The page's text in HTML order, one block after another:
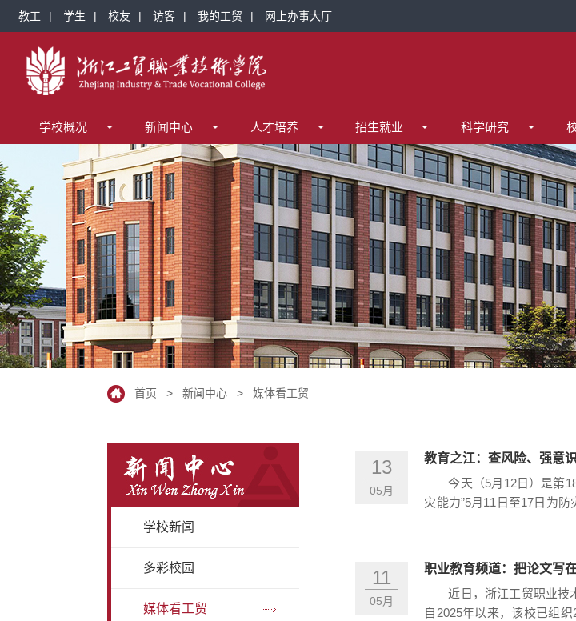
教工 | 学生 | 校友 | 访客 | 我的工贸 | 网上办事大厅
教务系统 统一身份认证平台
教学科研 图书馆 科技研究 学报编辑部
信息服务 信息公开 网站导航 通勤车安排
心理健康教育中心 学校公众号
就业创业 就业网 台湾青年创业就业网
信息服务 网站导航 智慧校园综合门户 学工系统
数字资源 图书馆 光机电应用技术教学资源库 精品课程
新生导读 学校概况 招生网 校园风光 校训
校训 校园风光
学校简介 现任领导 组织机构
新闻中心 学校新闻 媒体看工贸
招生网 重点专业
人才引进 人才招聘
区域融合 知识产权服务园
学校概况 新闻中心 人才培养 招生就业 科学研究
首页 >新闻中心 >媒体看工贸
学校新闻
多彩校园
媒体看工贸
13
05月
教育之江：查风险、强意
今天（5月12日）是第
灾能力”5月11日至17日为
11
05月
职业教育频道：把论文写
近日，浙江工贸职业技
自2025年以来，该校已组